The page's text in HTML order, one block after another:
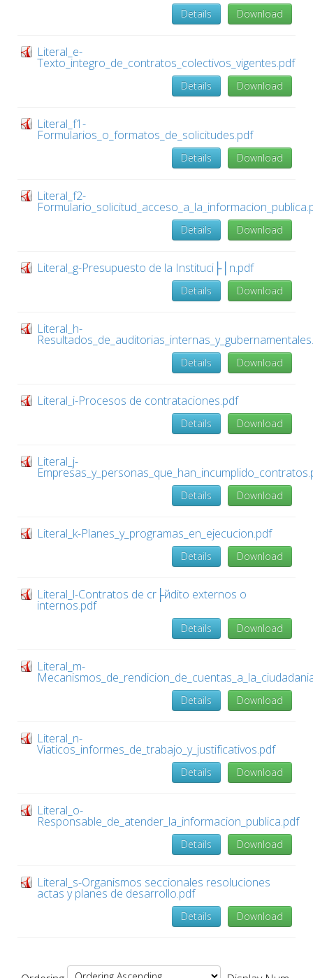
Download
Details
Literal_e-
Texto_integro_de_contratos_colectivos_vigentes.pdf
Download
Details
Literal_f1-
Formularios_o_formatos_de_solicitudes.pdf
Download
Details
Literal_f2-
Download
Details
Literal_g-Presupuesto de la Instituci├│n.pdf
Download
Details
Literal_h-
Download
Details
Literal_i-Procesos de contrataciones.pdf
Download
Details
Literal_j-
Download
Details
Literal_k-Planes_y_programas_en_ejecucion.pdf
Download
Details
Literal_l-Contratos de cr├йdito externos o
internos.pdf
Download
Details
Literal_m-
Download
Details
Literal_n-
Viaticos_informes_de_trabajo_y_justificativos.pdf
Download
Details
Literal_o-
Responsable_de_atender_la_informacion_publica.pdf
Download
Details
Literal_s-Organismos seccionales resoluciones
actas y planes de desarrollo.pdf
Download
Details